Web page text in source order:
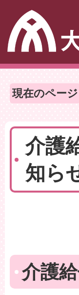
現在のページ
介護
知ら
介護